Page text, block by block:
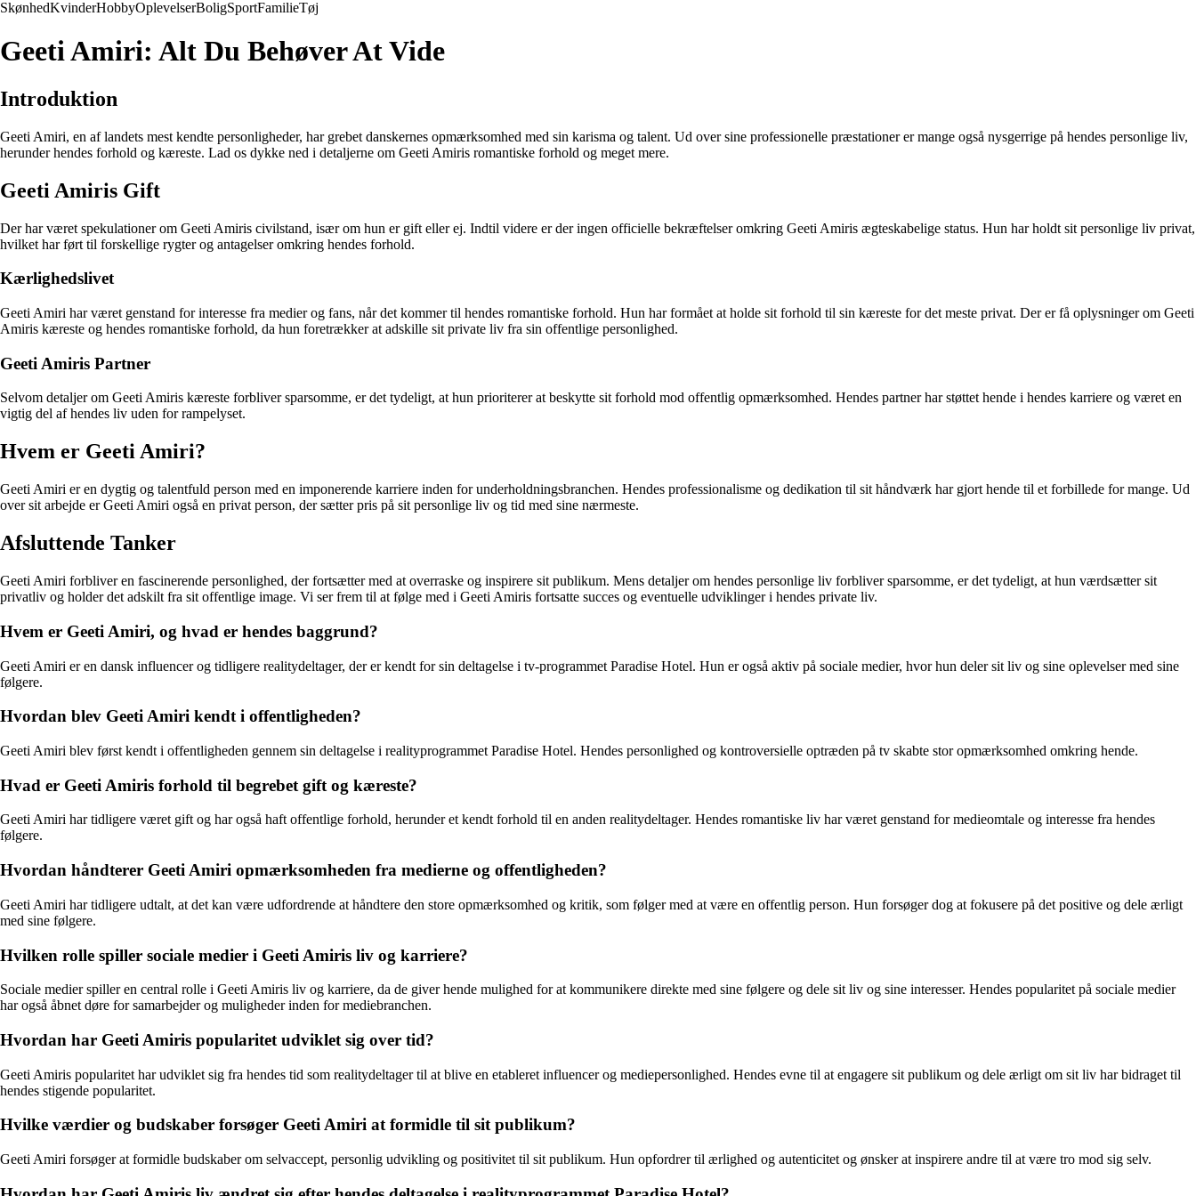
SkønhedKvinderHobbyOplevelserBoligSportFamilieTøj
Geeti Amiri: Alt Du Behøver At Vide
Introduktion
Geeti Amiri, en af landets mest kendte personligheder, har grebet danskernes opmærksomhed med sin karisma og talent. Ud over sine professionelle præstationer er mange også nysgerrige på hendes personlige liv,
herunder hendes forhold og kæreste. Lad os dykke ned i detaljerne om Geeti Amiris romantiske forhold og meget mere.
Geeti Amiris Gift
Der har været spekulationer om Geeti Amiris civilstand, især om hun er gift eller ej. Indtil videre er der ingen officielle bekræftelser omkring Geeti Amiris ægteskabelige status. Hun har holdt sit personlige liv privat,
hvilket har ført til forskellige rygter og antagelser omkring hendes forhold.
Kærlighedslivet
Geeti Amiri har været genstand for interesse fra medier og fans, når det kommer til hendes romantiske forhold. Hun har formået at holde sit forhold til sin kæreste for det meste privat. Der er få oplysninger om Geeti
Amiris kæreste og hendes romantiske forhold, da hun foretrækker at adskille sit private liv fra sin offentlige personlighed.
Geeti Amiris Partner
Selvom detaljer om Geeti Amiris kæreste forbliver sparsomme, er det tydeligt, at hun prioriterer at beskytte sit forhold mod offentlig opmærksomhed. Hendes partner har støttet hende i hendes karriere og været en
vigtig del af hendes liv uden for rampelyset.
Hvem er Geeti Amiri?
Geeti Amiri er en dygtig og talentfuld person med en imponerende karriere inden for underholdningsbranchen. Hendes professionalisme og dedikation til sit håndværk har gjort hende til et forbillede for mange. Ud
over sit arbejde er Geeti Amiri også en privat person, der sætter pris på sit personlige liv og tid med sine nærmeste.
Afsluttende Tanker
Geeti Amiri forbliver en fascinerende personlighed, der fortsætter med at overraske og inspirere sit publikum. Mens detaljer om hendes personlige liv forbliver sparsomme, er det tydeligt, at hun værdsætter sit
privatliv og holder det adskilt fra sit offentlige image. Vi ser frem til at følge med i Geeti Amiris fortsatte succes og eventuelle udviklinger i hendes private liv.
Hvem er Geeti Amiri, og hvad er hendes baggrund?
Geeti Amiri er en dansk influencer og tidligere realitydeltager, der er kendt for sin deltagelse i tv-programmet Paradise Hotel. Hun er også aktiv på sociale medier, hvor hun deler sit liv og sine oplevelser med sine
følgere.
Hvordan blev Geeti Amiri kendt i offentligheden?
Geeti Amiri blev først kendt i offentligheden gennem sin deltagelse i realityprogrammet Paradise Hotel. Hendes personlighed og kontroversielle optræden på tv skabte stor opmærksomhed omkring hende.
Hvad er Geeti Amiris forhold til begrebet gift og kæreste?
Geeti Amiri har tidligere været gift og har også haft offentlige forhold, herunder et kendt forhold til en anden realitydeltager. Hendes romantiske liv har været genstand for medieomtale og interesse fra hendes
følgere.
Hvordan håndterer Geeti Amiri opmærksomheden fra medierne og offentligheden?
Geeti Amiri har tidligere udtalt, at det kan være udfordrende at håndtere den store opmærksomhed og kritik, som følger med at være en offentlig person. Hun forsøger dog at fokusere på det positive og dele ærligt
med sine følgere.
Hvilken rolle spiller sociale medier i Geeti Amiris liv og karriere?
Sociale medier spiller en central rolle i Geeti Amiris liv og karriere, da de giver hende mulighed for at kommunikere direkte med sine følgere og dele sit liv og sine interesser. Hendes popularitet på sociale medier
har også åbnet døre for samarbejder og muligheder inden for mediebranchen.
Hvordan har Geeti Amiris popularitet udviklet sig over tid?
Geeti Amiris popularitet har udviklet sig fra hendes tid som realitydeltager til at blive en etableret influencer og mediepersonlighed. Hendes evne til at engagere sit publikum og dele ærligt om sit liv har bidraget til
hendes stigende popularitet.
Hvilke værdier og budskaber forsøger Geeti Amiri at formidle til sit publikum?
Geeti Amiri forsøger at formidle budskaber om selvaccept, personlig udvikling og positivitet til sit publikum. Hun opfordrer til ærlighed og autenticitet og ønsker at inspirere andre til at være tro mod sig selv.